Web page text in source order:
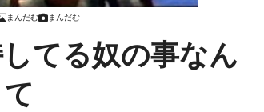
まんだむ まんだむ
てる奴の事なん
て